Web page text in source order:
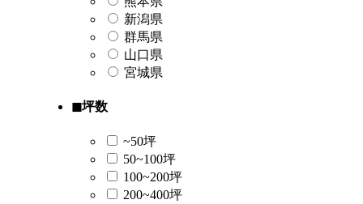
新潟県
群馬県
山口県
宮城県
◼︎坪数
~50坪
50~100坪
100~200坪
200~400坪